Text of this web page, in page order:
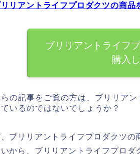
リアントライフプロダクツの商品
ブリリアントライフ
購入
らの記事をご覧の方は、ブリリア
いるのではないでしょうか？
ブリリアントライフプロダクツ
いから、ブリリアントライフプロダ